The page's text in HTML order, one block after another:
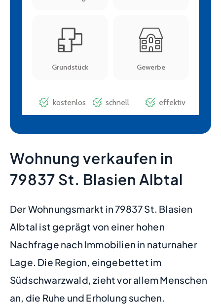
Wohnung verkaufen in
79837 St. Blasien Albtal
Der Wohnungsmarkt in 79837 St. Blasien
Albtal ist geprägt von einer hohen
Nachfrage nach Immobilien in naturnaher
Lage. Die Region, eingebettet im
Südschwarzwald, zieht vor allem Menschen
an, die Ruhe und Erholung suchen.